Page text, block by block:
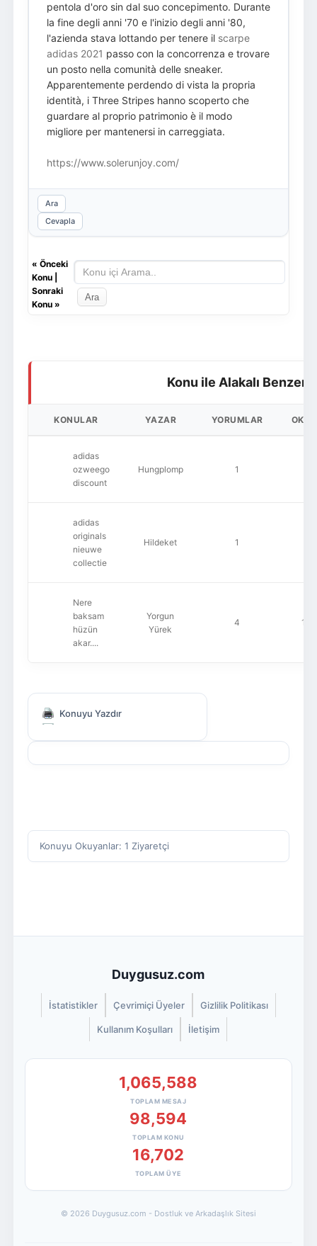
pentola d'oro sin dal suo concepimento. Durante
la fine degli anni '70 e l'inizio degli anni '80,
l'azienda stava lottando per tenere il scarpe
adidas 2021 passo con la concorrenza e trovare
un posto nella comunità delle sneaker.
Apparentemente perdendo di vista la propria
identità, i Three Stripes hanno scoperto che
guardare al proprio patrimonio è il modo
migliore per mantenersi in carreggiata.
https://www.solerunjoy.com/
Ara
Cevapla
« Önceki
Konu|
Sonraki
Konu»
Konu ile Alakalı Benzer
KONULAR YAZAR YORUMLAR
adidas
ozweego
discount
Hungplomp 1
adidas
originals
nieuwe
collectie
Hildeket 1
Nere
baksam
hüzün
akar....
Yorgun
Yürek
4
Konuyu Yazdır
Konuyu Okuyanlar: 1 Ziyaretçi
Duygusuz.com
İstatistikler Çevrimiçi Üyeler Gizlilik Politikası
Kullanım Koşulları İletişim
1,065,588
TOPLAM MESAJ
98,594
TOPLAM KONU
16,702
TOPLAM ÜYE
© 2026 Duygusuz.com - Dostluk ve Arkadaşlık Sitesi